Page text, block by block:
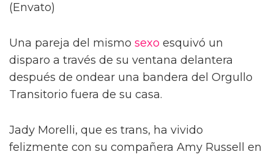
(Envato)
Una pareja del mismo sexo esquivó un
disparo a través de su ventana delantera
después de ondear una bandera del Orgullo
Transitorio fuera de su casa.
Jady Morelli, que es trans, ha vivido
felizmente con su compañera Amy Russell en